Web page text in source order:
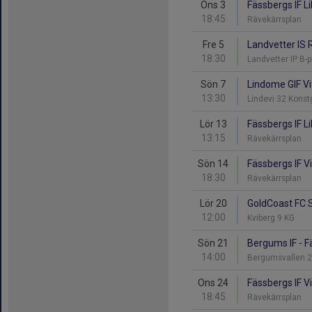
Ons 3
18:45
Fässbergs IF
Rävekärrsplan
Fre 5
18:30
Landvetter IS
Landvetter IP B-
Sön 7
13:30
Lindome GIF
Lindevi 32
Lör 13
13:15
Fässbergs IF
Rävekärrsplan
Sön 14
18:30
Fässbergs IF
Rävekärrsplan
Lör 20
12:00
GoldCoast FC
Kviberg 9 KG
Sön 21
14:00
Bergums IF -
Bergumsvallen
Ons 24
18:45
Fässbergs IF
Rävekärrsplan